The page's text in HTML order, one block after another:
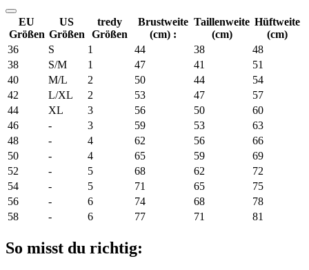
EU
Größen
US
Größen
tredy
Größen
Brustweite
(cm) :
Taillenweite
(cm)
Hüftweite
(cm)
36
S 1 44 38
48
38
S/M 1 47 41
51
40
M/L 2 50 44
54
42
L/XL 2 53 47
57
44
XL 3 56 50
60
46
- 3 59 53
63
48
- 4 62 56
66
50
- 4 65 59
69
52
- 5 68 62
72
54
- 5 71 65
75
56
- 6 74 68
78
58
- 6 77 71 81
So misst du richtig: